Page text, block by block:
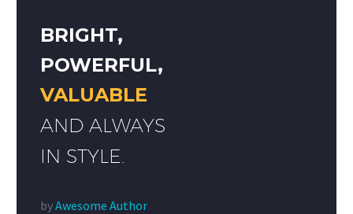
BRIGHT,
POWERFUL,
VALUABLE
AND ALWAYS
IN STYLE.
byAwesome Author